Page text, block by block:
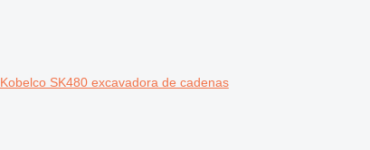
Kobelco SK480 excavadora de cadenas